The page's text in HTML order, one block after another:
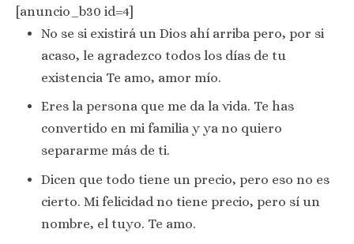
[anuncio_b30 id=4]
No se si existirá un Dios ahí arriba pero, por si
acaso, le agradezco todos los días de tu
existencia Te amo, amor mío.
Eres la persona que me da la vida. Te has
convertido en mi familia y ya no quiero
separarme más de ti.
Dicen que todo tiene un precio, pero eso no es
cierto. Mi felicidad no tiene precio, pero sí un
nombre, el tuyo. Te amo.